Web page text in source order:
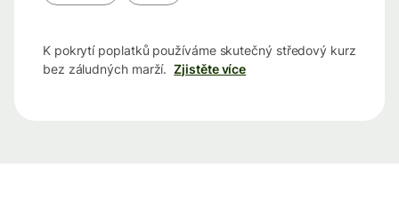
K pokrytí poplatků používáme skutečný středový kurz
bez záludných marží. Zjistěte více